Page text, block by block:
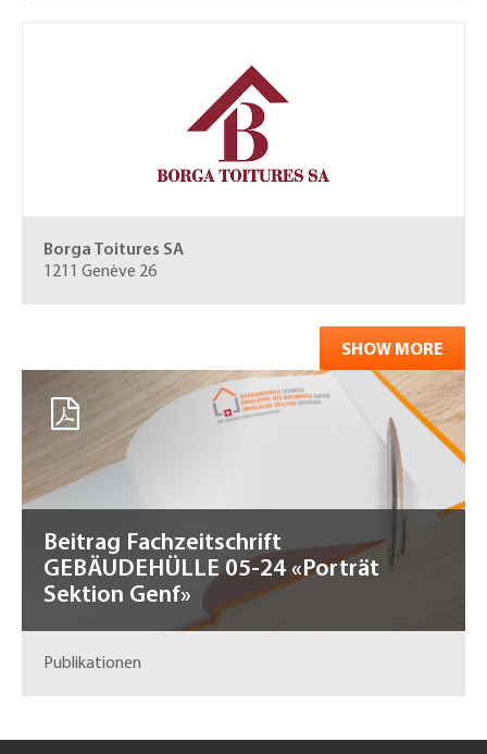
Borga Toitures SA
1211 Genève 26
SHOW MORE
Beitrag Fachzeitschrift
GEBÄUDEHÜLLE 05-24 «Porträt
Sektion Genf»
Publikationen